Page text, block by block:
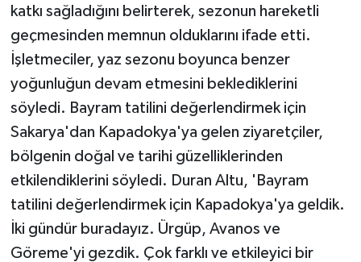
katkı sağladığını belirterek, sezonun hareketli
geçmesinden memnun olduklarını ifade etti.
İşletmeciler, yaz sezonu boyunca benzer
yoğunluğun devam etmesini beklediklerini
söyledi. Bayram tatilini değerlendirmek için
Sakarya'dan Kapadokya'ya gelen ziyaretçiler,
bölgenin doğal ve tarihi güzelliklerinden
etkilendiklerini söyledi. Duran Altu, 'Bayram
tatilini değerlendirmek için Kapadokya'ya geldik.
İki gündür buradayız. Ürgüp, Avanos ve
Göreme'yi gezdik. Çok farklı ve etkileyici bir